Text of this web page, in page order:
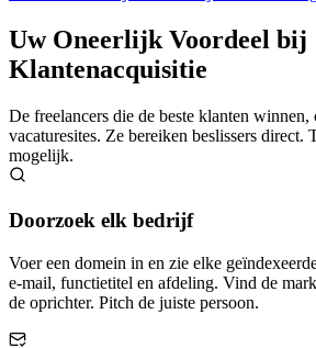
Uw Oneerlijk Voordeel bij
Klantenacquisitie
De freelancers die de beste klanten
vacaturesites. Ze bereiken beslissers direct.
mogelijk.
Doorzoek elk bedrijf
Voer een domein in en zie elke
e-mail, functietitel en afdeling. Vind de
de oprichter. Pitch de juiste persoon.